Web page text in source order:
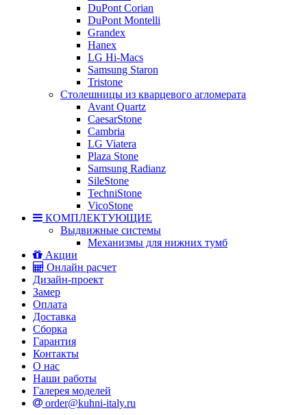
DuPont Corian
DuPont Montelli
Grandex
Hanex
LG Hi-Macs
Samsung Staron
Tristone
Столешницы из кварцевого агломерата
Avant Quartz
CaesarStone
Cambria
LG Viatera
Plaza Stone
Samsung Radianz
SileStone
TechniStone
VicoStone
КОМПЛЕКТУЮЩИЕ
Выдвижные системы
Механизмы для нижних тумб
Акции
Онлайн расчет
Дизайн-проект
Замер
Оплата
Доставка
Сборка
Гарантия
Контакты
О нас
Наши работы
Галерея моделей
order@kuhni-italy.ru